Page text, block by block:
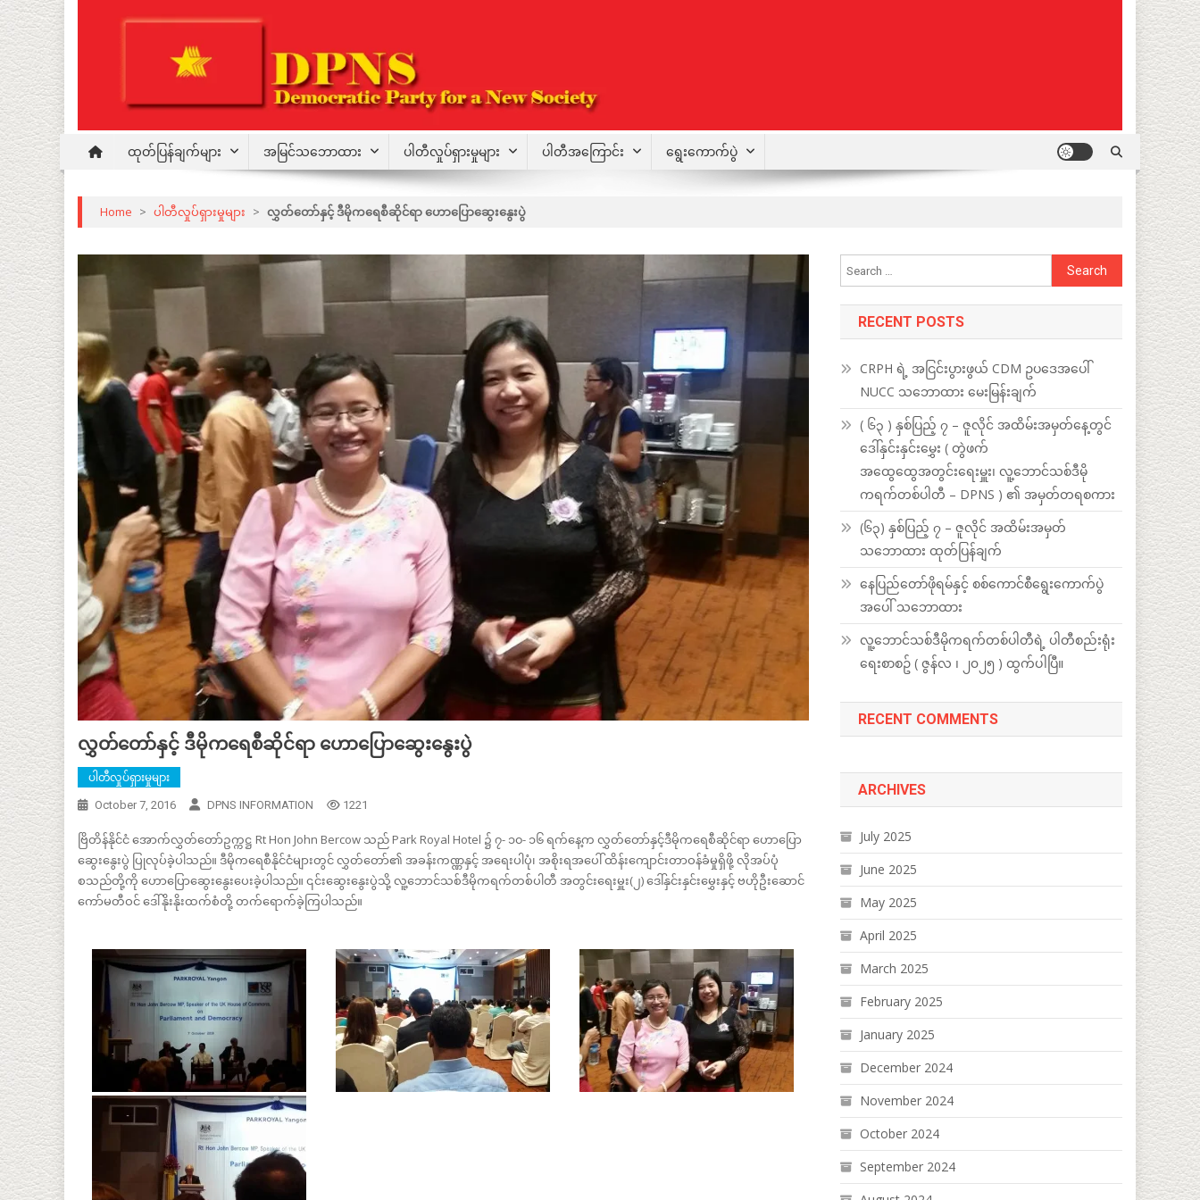
content
DPNS
Democratic Party for a New Society
ထုတ်ပြန်ချက်များ အမြင်သဘောထား ပါတီလှုပ်ရှားမှုများ ပါတီအကြောင်း ရွေးကောက်ပွဲ
Home > ပါတီလှုပ်ရှားမှုများ > လွှတ်တော်နှင့် ဒီမိုကရေစီဆိုင်ရာ ဟောပြောဆွေးနွေးပွဲ
လွှတ်တော်နှင့် ဒီမိုကရေစီဆိုင်ရာ ဟောပြောဆွေးနွေးပွဲ
ပါတီလှုပ်ရှားမှုများ
October 7, 2016 DPNS INFORMATION 1221
ဗြိတိန်နိုင်ငံ အောက်လွှတ်တော်ဥက္ကဋ္ဌ Rt Hon John Bercow သည် Park Royal Hotel ၌ ၇- ၁၀- ၁၆ ရက်နေ့က လွှတ်တော်နှင့်ဒီမိုကရေစီဆိုင်ရာ ဟောပြော
ဆွေးနွေးပွဲ ပြုလုပ်ခဲ့ပါသည်။ ဒီမိုကရေစီနိုင်ငံများတွင် လွှတ်တော်၏ အခန်းကဏ္ဏနှင့် အရေးပါပုံ၊ အစိုးရအပေါ် ထိန်းကျောင်းတာဝန်ခံမှုရှိဖို့ လိုအပ်ပုံ
စသည်တို့ကို ဟောပြောဆွေးနွေးပေးခဲ့ပါသည်။ ၎င်းဆွေးနွေးပွဲသို့ လူ့ဘောင်သစ်ဒီမိုကရက်တစ်ပါတီ အတွင်းရေးမှူး(၂) ဒေါ်နှင်းနှင်းမွှေးနှင့် ဗဟိုဦးဆောင်
ကော်မတီဝင် ဒေါ်နိုးနိုးထက်စံတို့ တက်ရောက်ခဲ့ကြပါသည်။
Search
for:
RECENT POSTS
CRPH ရဲ့ အငြင်းပွားဖွယ် CDM ဥပဒေအပေါ်
NUCC သဘောထား မေးမြန်းချက်
( ၆၃ ) နှစ်ပြည့် ၇ – ဇူလိုင် အထိမ်းအမှတ်နေ့တွင်
ဒေါ်နှင်းနှင်းမွှေး ( တွဲဖက်
အထွေထွေအတွင်းရေးမှူး၊ လူ့ဘောင်သစ်ဒီမို
ကရက်တစ်ပါတီ – DPNS ) ၏ အမှတ်တရစကား
(၆၃) နှစ်ပြည့် ၇ – ဇူလိုင် အထိမ်းအမှတ်
သဘောထား ထုတ်ပြန်ချက်
နေပြည်တော်ဖိုရမ်နှင့် စစ်ကောင်စီရွေးကောက်ပွဲ
အပေါ် သဘောထား
လူ့ဘောင်သစ်ဒီမိုကရက်တစ်ပါတီရဲ့ ပါတီစည်းရုံး
ရေးစာစဥ် ( ဇွန်လ ၊ ၂၀၂၅ ) ထွက်ပါပြီ။
RECENT COMMENTS
ARCHIVES
July 2025
June 2025
May 2025
April 2025
March 2025
February 2025
January 2025
December 2024
November 2024
October 2024
September 2024